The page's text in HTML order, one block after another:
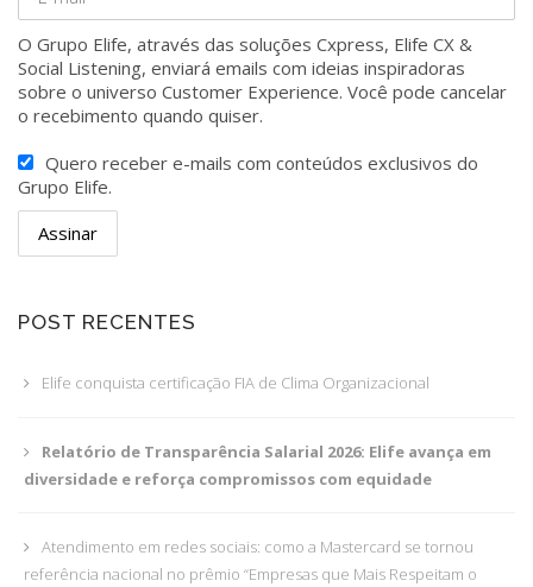
O Grupo Elife, através das soluções Cxpress, Elife CX &
Social Listening, enviará emails com ideias inspiradoras
sobre o universo Customer Experience. Você pode cancelar
o recebimento quando quiser.
Quero receber e-mails com conteúdos exclusivos do
Grupo Elife.
POST RECENTES
Elife conquista certificação FIA de Clima Organizacional
Relatório de Transparência Salarial 2026: Elife avança em
diversidade e reforça compromissos com equidade
Atendimento em redes sociais: como a Mastercard se tornou
referência nacional no prêmio “Empresas que Mais Respeitam o